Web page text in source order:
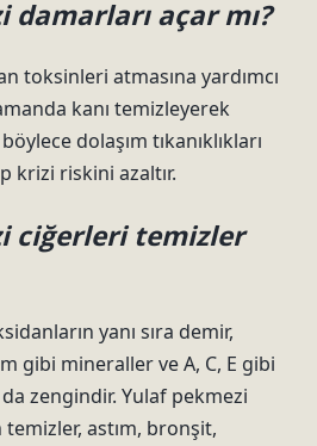
damarları açar mı?
toksinleri atmasına yardımcı
kanı temizleyerek
dolaşım tıkanıklıkları
krizi riskini azaltır.
ciğerleri temizler
yanı sıra demir,
gibi mineraller ve A, C, E gibi
zengindir. Yulaf pekmezi
astım, bronşit,